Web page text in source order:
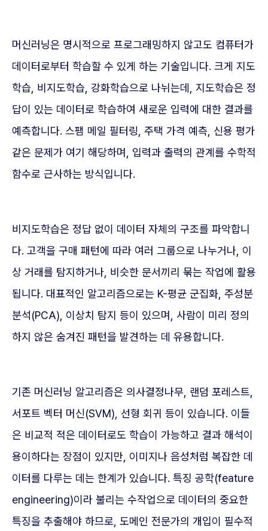
머신러닝은 명시적으로 프로그래밍하지 않고도 컴퓨터가
데이터로부터 학습할 수 있게 하는 기술입니다. 크게 지도
학습, 비지도학습, 강화학습으로 나뉘는데, 지도학습은 정
답이 있는 데이터로 학습하여 새로운 입력에 대한 결과를
예측합니다. 스팸 메일 필터링, 주택 가격 예측, 신용 평가
같은 문제가 여기 해당하며, 입력과 출력의 관계를 수학적
함수로 근사하는 방식입니다.
비지도학습은 정답 없이 데이터 자체의 구조를 파악합니
다. 고객을 구매 패턴에 따라 여러 그룹으로 나누거나, 이
상 거래를 탐지하거나, 비슷한 문서끼리 묶는 작업에 활용
됩니다. 대표적인 알고리즘으로는 K-평균 군집화, 주성분
분석(PCA), 이상치 탐지 등이 있으며, 사람이 미리 정의
하지 않은 숨겨진 패턴을 발견하는 데 유용합니다.
기존 머신러닝 알고리즘은 의사결정나무, 랜덤 포레스트,
서포트 벡터 머신(SVM), 선형 회귀 등이 있습니다. 이들
은 비교적 적은 데이터로도 학습이 가능하고 결과 해석이
용이하다는 장점이 있지만, 이미지나 음성처럼 복잡한 데
이터를 다루는 데는 한계가 있습니다. 특징 공학(feature
engineering)이라 불리는 수작업으로 데이터의 중요한
특징을 추출해야 하므로, 도메인 전문가의 개입이 필수적